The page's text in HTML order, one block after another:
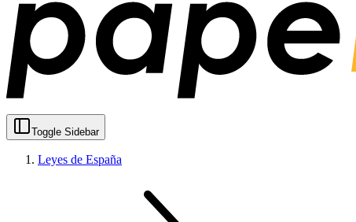
Toggle Sidebar
Leyes de España